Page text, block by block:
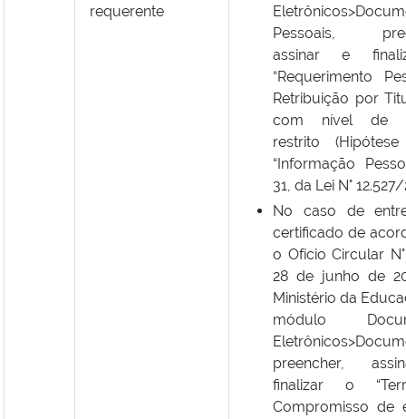
requerente
Pessoais,
assinar e
“Requerimento
Retribuição por
com nível de
restrito
“Informação
31, da Lei N° 12.527/
No caso de
certificado de
o Ofício Circular
28 de junho de
Ministério da
módulo
preencher,
finalizar o
Compromisso de